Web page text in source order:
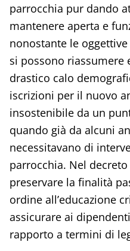
parrocchia pur dando
mantenere aperta e
nonostante le
si possono riassumere
drastico calo
iscrizioni per il nuovo
insostenibile da un
quando già da alcuni
necessitavano di
parrocchia. Nel
preservare la finalità
ordine all’educazione
assicurare ai
rapporto a termini di